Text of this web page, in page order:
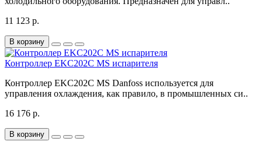
11 123 р.
В корзину
Контроллер EKC202C MS испарителя
Контроллер EKC202C MS Danfoss используется для
управления охлаждения, как правило, в промышленных си..
16 176 р.
В корзину